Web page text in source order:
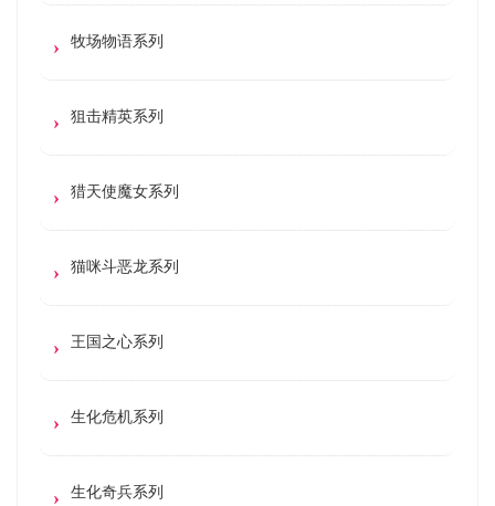
牧场物语系列
狙击精英系列
猎天使魔女系列
猫咪斗恶龙系列
王国之心系列
生化危机系列
生化奇兵系列